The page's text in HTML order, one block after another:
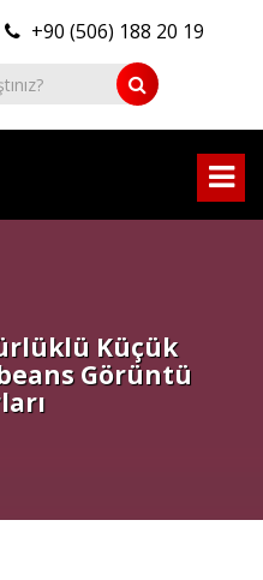
+90 (506) 188 20 19
Küçük
Görüntü